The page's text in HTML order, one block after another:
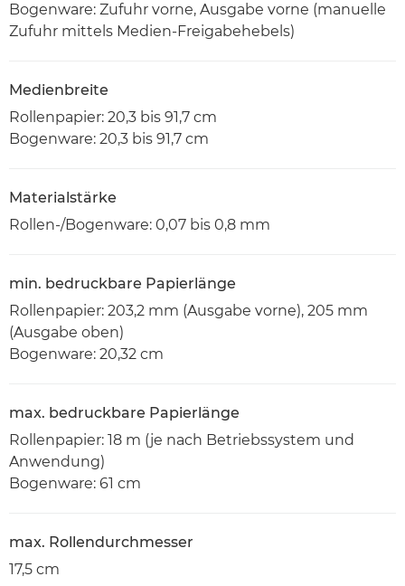
Bogenware: Zufuhr vorne, Ausgabe vorne (manuelle
Zufuhr mittels Medien-Freigabehebels)
Medienbreite
Rollenpapier: 20,3 bis 91,7 cm
Bogenware: 20,3 bis 91,7 cm
Materialstärke
Rollen-/Bogenware: 0,07 bis 0,8 mm
min. bedruckbare Papierlänge
Rollenpapier: 203,2 mm (Ausgabe vorne), 205 mm
(Ausgabe oben)
Bogenware: 20,32 cm
max. bedruckbare Papierlänge
Rollenpapier: 18 m (je nach Betriebssystem und
Anwendung)
Bogenware: 61 cm
max. Rollendurchmesser
17,5 cm